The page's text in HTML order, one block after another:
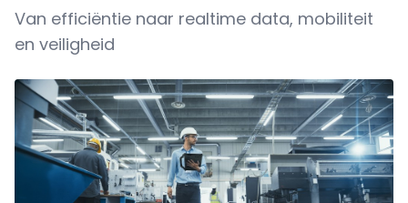
Van efficiëntie naar realtime data, mobiliteit
en veiligheid